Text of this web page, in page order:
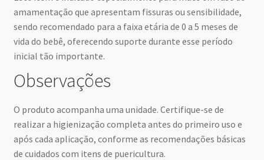
amamentação que apresentam fissuras ou sensibilidade,
sendo recomendado para a faixa etária de 0 a 5 meses de
vida do bebê, oferecendo suporte durante esse período
inicial tão importante.
Observações
O produto acompanha uma unidade. Certifique-se de
realizar a higienização completa antes do primeiro uso e
após cada aplicação, conforme as recomendações básicas
de cuidados com itens de puericultura.